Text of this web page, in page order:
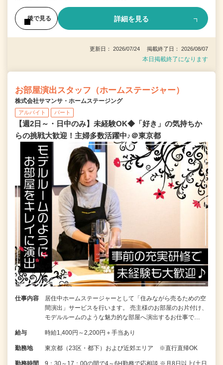
後で見る 詳細を見る
更新日： 2026/07/24 掲載終了日： 2026/08/07
本日掲載終了になります
お部屋演出スタッフ（ホームステージャー）
株式会社サマンサ・ホームステージング
アルバイト パート
【週2日～・日中のみ】未経験OK◆「好き」の気持ちか
らの挑戦大歓迎！主婦多数活躍中♪＠東京都
仕事内容
居住中ホームステージャーとして「住みながら売るための空
間演出」サービスを行います。 売主様のお部屋のお片付け、
モデルルームのような魅力的な部屋へ演出するお仕事で…
給与 時給1,400円～2,200円＋手当あり
勤務地 東京都（23区・都下）および近郊エリア ※直行直帰OK